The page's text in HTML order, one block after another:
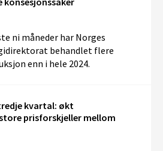
ni måneder har Norges
behandlet flere
enn i hele 2024.
kvartal: økt
prisforskjeller mellom